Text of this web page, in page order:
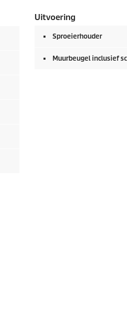
Uitvoering
Sproeierhouder
Muurbeugel inclusief